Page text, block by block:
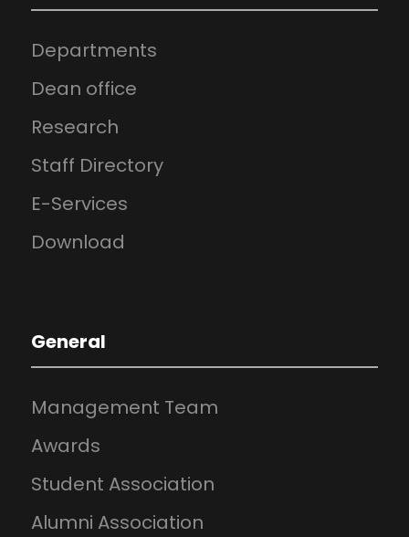
Departments
Dean office
Research
Staff Directory
E-Services
Download
General
Management Team
Awards
Student Association
Alumni Association